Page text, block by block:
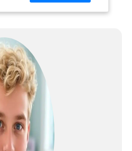
dinosaure est fidèle
au film.
Rugissements à
foison ! Le Distortus
Rex est également
doté d’un
rugissement
intimidant
provenant de sa
tête pour compléter